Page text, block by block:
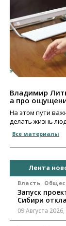
Владимир
а про
На этом пути
делать жизнь
Все материалы
Лента
Власть
Запуск
Сибири
09 Августа